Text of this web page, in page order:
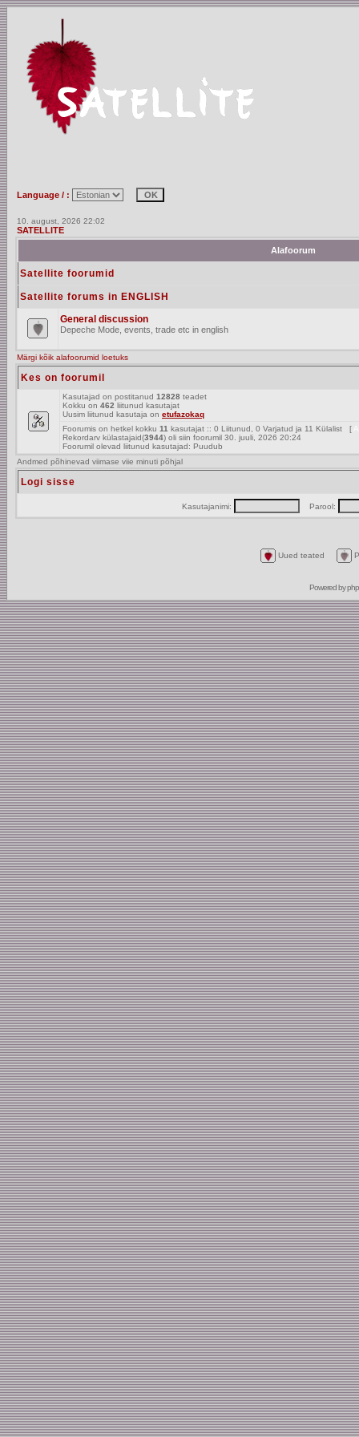
Language / :
10. august, 2026 22:02
SATELLITE
Alafoorum
Satellite foorumid
Satellite forums in ENGLISH
General discussion
Depeche Mode, events, trade etc in english
Märgi kõik alafoorumid loetuks
Kes on foorumil
Kasutajad on postitanud 12828 teadet
Kokku on 462 liitunud kasutajat
Uusim liitunud kasutaja on etufazokaq
Foorumis on hetkel kokku 11 kasutajat :: 0 Liitunud, 0 Varjatud ja 11 Külalist [
Rekordarv külastajaid(3944) oli siin foorumil 30. juuli, 2026 20:24
Foorumil olevad liitunud kasutajad: Puudub
Andmed põhinevad viimase viie minuti põhjal
Logi sisse
Kasutajanimi: Parool:
Uued teated
Powered by